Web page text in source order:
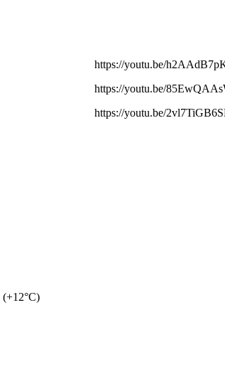
https://youtu.be/
https://youtu.be/
https://youtu.be/